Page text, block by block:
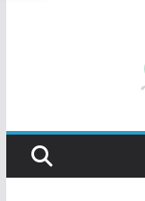
בטרמינל
הופך למרחב